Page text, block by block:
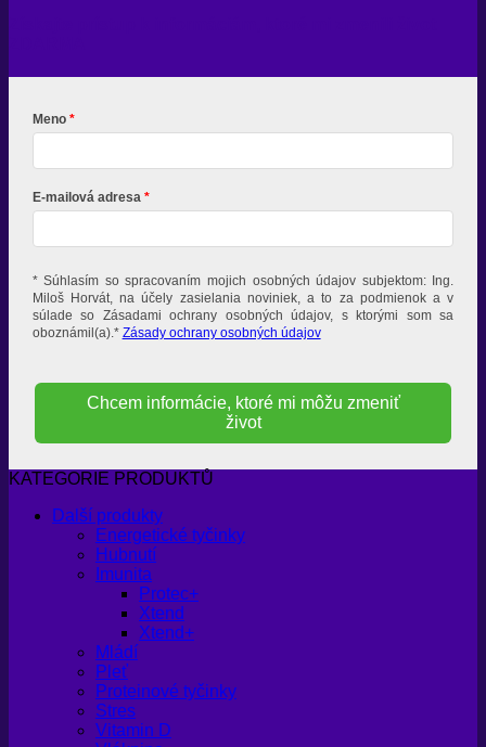
Meno
E-mailová adresa
* Súhlasím so spracovaním mojich osobných údajov subjektom: Ing.
Miloš Horvát, na účely zasielania noviniek, a to za podmienok a v
súlade so Zásadami ochrany osobných údajov, s ktorými som sa
oboznámil(a).* Zásady ochrany osobných údajov
Chcem informácie, ktoré mi môžu zmeniť
život
KATEGORIE PRODUKTŮ
Další produkty
Energetické tyčinky
Hubnutí
Imunita
Protec+
Xtend
Xtend+
Mládí
Pleť
Proteinové tyčinky
Stres
Vitamin D